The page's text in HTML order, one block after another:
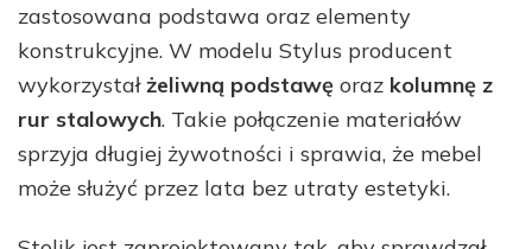
zastosowana podstawa oraz elementy
konstrukcyjne. W modelu Stylus producent
wykorzystałżeliwną podstawę oraz kolumnę z
rur stalowych. Takie połączenie materiałów
sprzyja długiej żywotności i sprawia, że mebel
może służyć przez lata bez utraty estetyki.